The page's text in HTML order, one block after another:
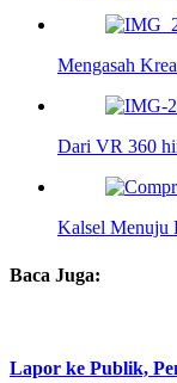
Mengasah
Dari VR 360
Kalsel Menuju
Baca Juga:
Lapor ke Publik,